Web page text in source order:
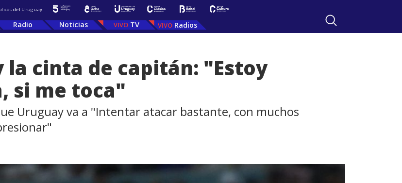
del Uruguay
Radio Noticias TV Radios
la cinta de capitán: "Estoy
si me toca"
Uruguay va a "Intentar atacar bastante, con muchos